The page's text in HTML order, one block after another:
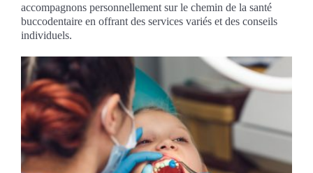
accompagnons personnellement sur le chemin de la santé
buccodentaire en offrant des services variés et des conseils
individuels.